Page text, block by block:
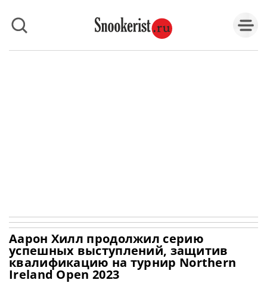
Аарон Хилл продолжил серию
успешных выступлений, защитив
квалификацию на турнир Northern
Ireland Open 2023